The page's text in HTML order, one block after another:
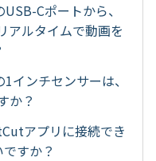
Cポートから、
アルタイムで動画を
インチセンサーは、
か？
アプリに接続でき
すか？